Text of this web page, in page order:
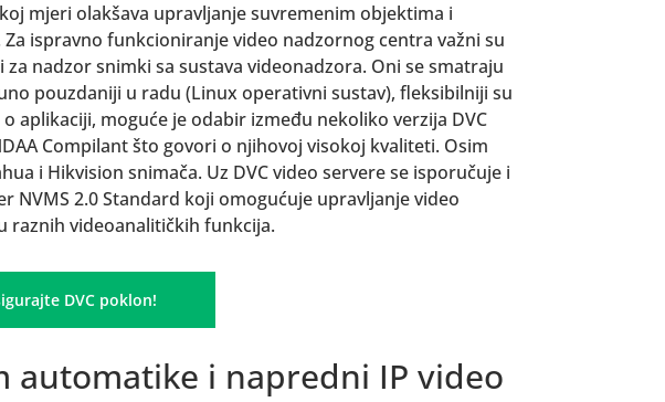
mjeri olakšava upravljanje suvremenim objektima i
ispravno funkcioniranje video nadzornog centra važni su
nadzor snimki sa sustava videonadzora. Oni se smatraju
pouzdaniji u radu (Linux operativni sustav), fleksibilniji su
aplikaciji, moguće je odabir između nekoliko verzija DVC
Compilant što govori o njihovoj visokoj kvaliteti. Osim
i Hikvision snimača. Uz DVC video servere se isporučuje i
NVMS 2.0 Standard koji omogućuje upravljanje video
raznih videoanalitičkih funkcija.
DVC poklon!
automatike i napredni IP video